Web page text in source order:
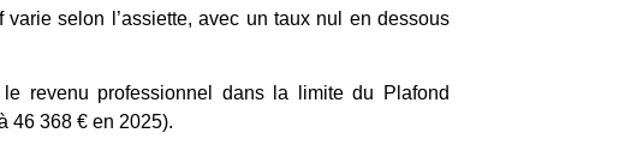
selon l’assiette, avec un taux nul en dessous
revenu professionnel dans la limite du Plafond
46 368 € en 2025).